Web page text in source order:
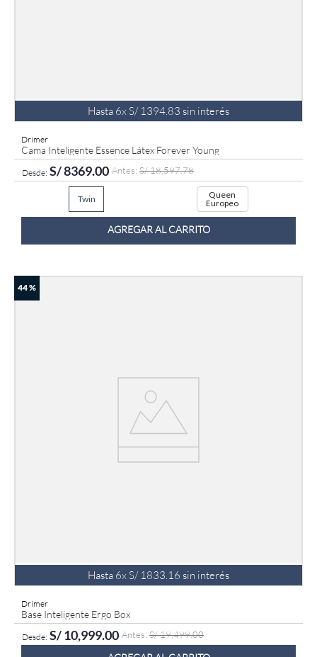
Hasta 6xS/ 1394 83 sin interés
Drimer
Cama Inteligente Essence Látex Forever Young
S/8369.00 S/18,597.78
Twin
Queen
Europeo
AGREGAR AL CARRITO
44 %
Hasta 6xS/ 1833 16 sin interés
Drimer
Base Inteligente Ergo Box
S/10,999.00 S/19,499.00